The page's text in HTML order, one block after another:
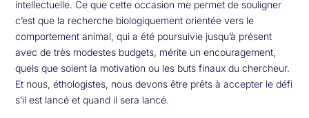
intellectuelle. Ce que cette occasion me permet de souligner
c’est que la recherche biologiquement orientée vers le
comportement animal, qui a été poursuivie jusqu’à présent
avec de très modestes budgets, mérite un encouragement,
quels que soient la motivation ou les buts finaux du chercheur.
Et nous, éthologistes, nous devons être prêts à accepter le défi
s’il est lancé et quand il sera lancé.